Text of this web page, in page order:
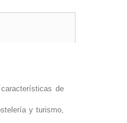
de
y turismo,